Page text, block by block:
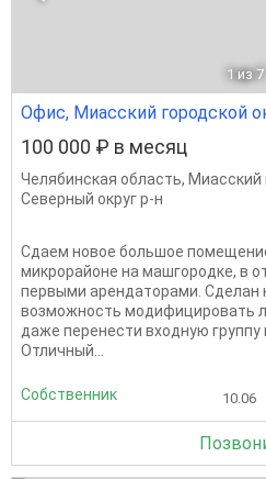
1 из 7
Офис, Миасский городской
100 000 ₽ в месяц
Челябинская область, Миасский
Северный округ р-н
Сдаем новое большое
микрорайоне на машгородке, в
первыми арендаторами. Сделан
возможность модифицировать
даже перенести входную группу
Отличный...
Собственник 10.06